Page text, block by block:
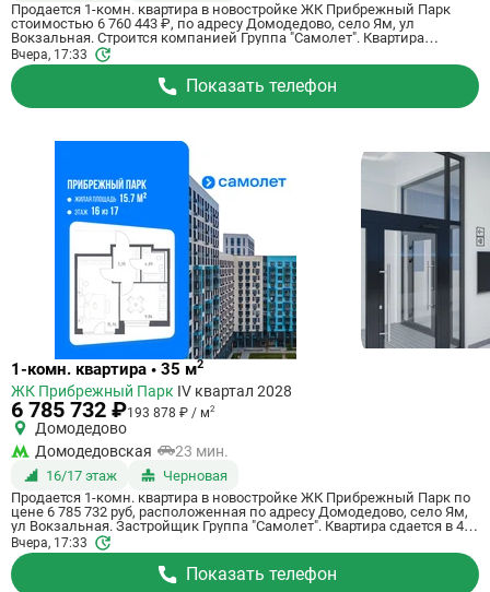
Продается 1-комн. квартира в новостройке ЖК Прибрежный Парк
стоимостью 6 760 443 ₽, по адресу Домодедово, село Ям, ул
Вокзальная. Строится компанией Группа "Самолет". Квартира
сдается в 4 квартале 2028 года с черновой отделкой, в 23 минутах на
машине от станции метро Домодедовская. Общая площадь
квартиры - 34.99 кв. м. Этаж 17 из 17. ID квартиры на СтройкиРУ
801161, скажите его когда будете звонить.
Вчера, 17:33
Показать телефон
Ссылка
квартиру
1-комн. квартира • 35 м2
ЖК Прибрежный Парк IV квартал 2028
6 785 732 ₽193 878 ₽ / м2
Домодедово
Домодедовская
23 мин.
16/17 этаж
Черновая
Продается 1-комн. квартира в новостройке ЖК Прибрежный Парк по
цене 6 785 732 руб, расположенная по адресу Домодедово, село Ям,
ул Вокзальная. Застройщик Группа "Самолет". Квартира сдается в 4
квартале 2028 года с черновой отделкой, в 23 минутах на машине от
метро Домодедовская. Общая площадь квартиры - 35 кв. м. Этаж 16
из 17. ID квартиры на СтройкиРУ 801163, сообщите его когда будете
звонить.
Вчера, 17:33
Показать телефон